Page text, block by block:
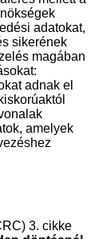
adatokat,
sikerének
magában
adnak el
amelyek
3. cikke